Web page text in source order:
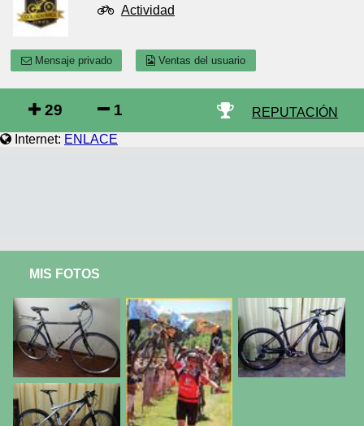
Actividad
Mensaje privado Ventas del usuario
29 1
REPUTACIÓN
Internet: ENLACE
MIS FOTOS